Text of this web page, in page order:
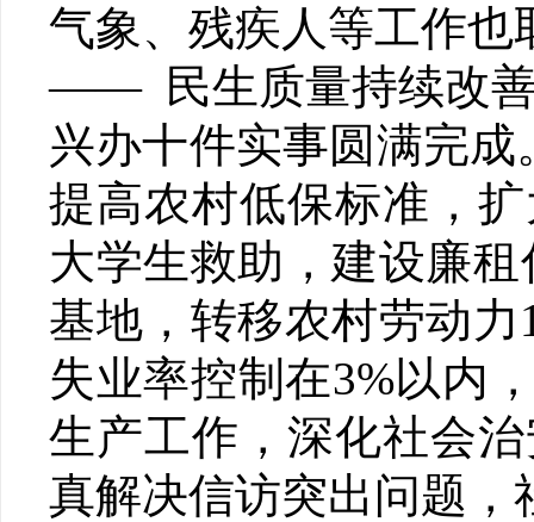
气象、残疾人等工作也
—— 民生质量持续改善
兴办十件实事圆满完
提高农村低保标准，
大学生救助，建设廉
基地，转移农村劳动
失业率控制在3%以内
生产工作，深化社会
真解决信访突出问题，